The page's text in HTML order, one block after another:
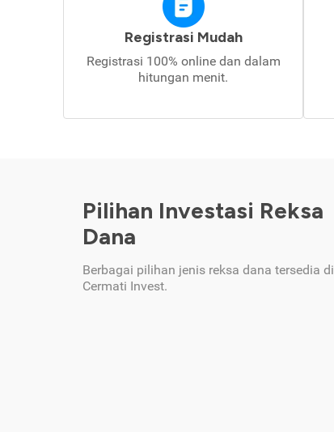
Registrasi Mudah
Registrasi 100% online dan dalam
hitungan menit.
Pilihan Investasi Reksa
Dana
Berbagai pilihan jenis reksa dana tersedia di
Cermati Invest.